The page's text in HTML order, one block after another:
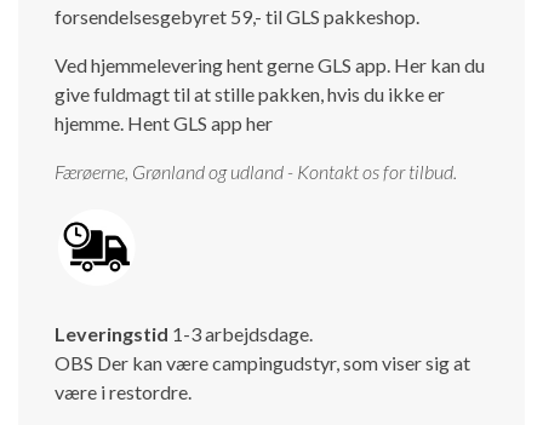
forsendelsesgebyret 59,- til GLS pakkeshop.
Ved hjemmelevering hent gerne GLS app. Her kan du
give fuldmagt til at stille pakken, hvis du ikke er
hjemme. Hent GLS app her
Færøerne, Grønland og udland - Kontakt os for tilbud.
Leveringstid 1-3 arbejdsdage.
OBS Der kan være campingudstyr, som viser sig at
være i restordre.